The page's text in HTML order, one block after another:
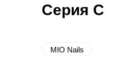
Серия C
MIO Nails